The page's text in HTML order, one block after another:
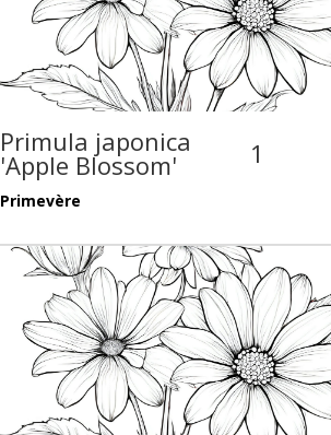
Primula japonica
'Apple Blossom' 1
Primevère